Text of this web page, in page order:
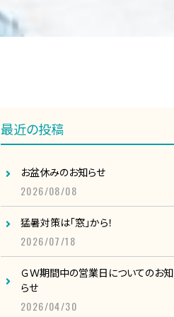
最近の投稿
お盆休みのお知らせ
2026/08/08
猛暑対策は「窓」から！
2026/07/18
ＧＷ期間中の営業日についてのお知
らせ
2026/04/30